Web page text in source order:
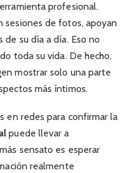
profesional.
sesiones de fotos, apoyan
de su día a día. Eso no
toda su vida. De hecho,
mostrar solo una parte
más íntimos.
en redes para confirmar la
puede llevar a
sensato es esperar
realmente